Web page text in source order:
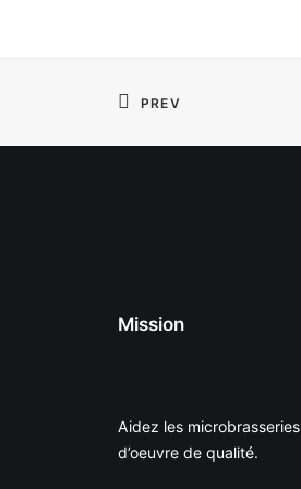
PREV
Mission
Aidez les
d’oeuvre de qualité.